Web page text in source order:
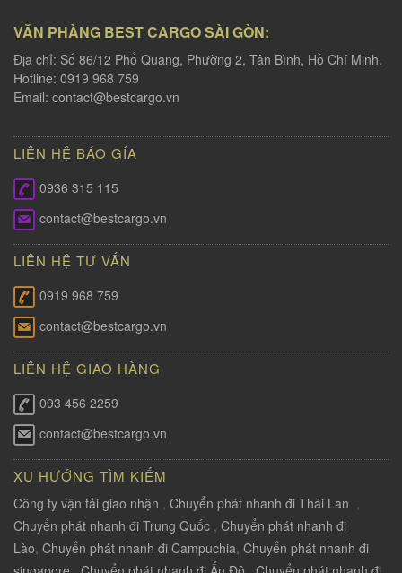
VĂN PHÀNG BEST CARGO SÀI GÒN:
Địa chỉ: Số 86/12 Phổ Quang, Phường 2, Tân Bình, Hồ Chí Minh.
Hotline: 0919 968 759
Email: contact@bestcargo.vn
LIÊN HỆ BÁO GÍA
0936 315 115
contact@bestcargo.vn
LIÊN HỆ TƯ VẤN
0919 968 759
contact@bestcargo.vn
LIÊN HỆ GIAO HÀNG
093 456 2259
contact@bestcargo.vn
XU HƯỚNG TÌM KIẾM
Công ty vận tải giao nhận , Chuyển phát nhanh đi Thái Lan ,
Chuyển phát nhanh đi Trung Quốc , Chuyển phát nhanh đi
Lào, Chuyển phát nhanh đi Campuchia, Chuyển phát nhanh đi